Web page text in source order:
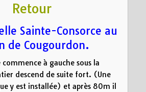
Retour
Sainte-Consorce au
de Cougourdon.
à gauche sous la
descend de suite fort. (Une
y est installée) et après 80m il